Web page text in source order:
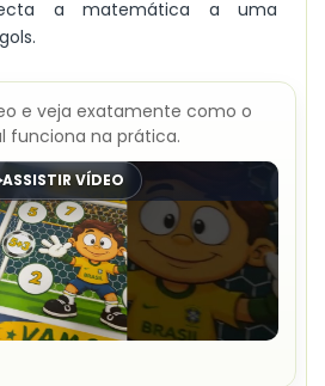
a matemática a uma
e veja exatamente como o
funciona na prática.
ASSISTIR VÍDEO